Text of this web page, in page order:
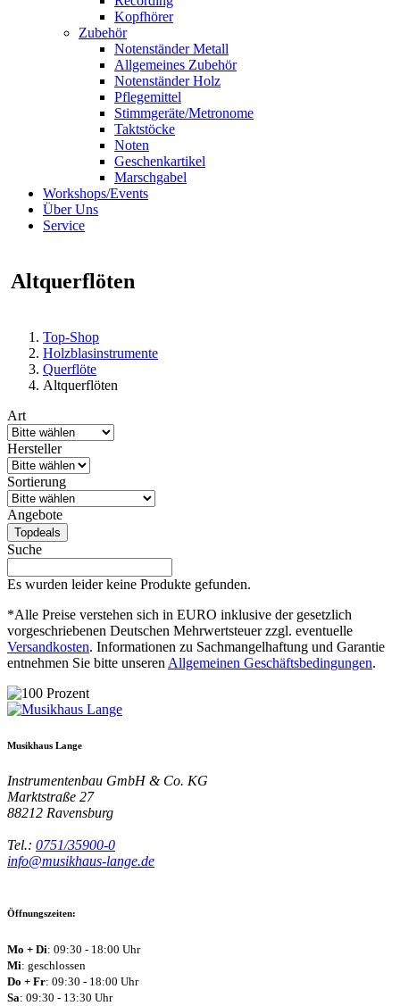
Kopfhörer
Zubehör
Notenständer Metall
Allgemeines Zubehör
Notenständer Holz
Pflegemittel
Stimmgeräte/Metronome
Taktstöcke
Noten
Geschenkartikel
Marschgabel
Workshops/Events
Über Uns
Service
Altquerflöten
Top-Shop
Holzblasinstrumente
Querflöte
Altquerflöten
Art
Hersteller
Sortierung
Angebote
Topdeals
Suche
Es wurden leider keine Produkte gefunden.
*Alle Preise verstehen sich in EURO inklusive der gesetzlich
vorgeschriebenen Deutschen Mehrwertsteuer zzgl. eventuelle
Versandkosten. Informationen zu Sachmangelhaftung und Garantie
entnehmen Sie bitte unserenAllgemeinen Geschäftsbedingungen.
Musikhaus Lange
Instrumentenbau GmbH & Co. KG
Marktstraße 27
88212 Ravensburg
Tel.: 0751/35900-0
info@musikhaus-lange.de
Öffnungszeiten:
Mo + Di: 09:30 - 18:00 Uhr
Mi: geschlossen
Do + Fr: 09:30 - 18:00 Uhr
Sa: 09:30 - 13:30 Uhr